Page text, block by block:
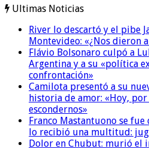
Ultimas Noticias
River lo descartó y el pibe
Montevideo: «¿Nos dieron a
Flávio Bolsonaro culpó a
Argentina y a su «política
confrontación»
Camilota presentó a su
historia de amor: «Hoy,
escondernos»
Franco Mastantuono se
lo recibió una multitud:
Dolor en Chubut: murió el